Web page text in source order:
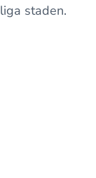
staden.